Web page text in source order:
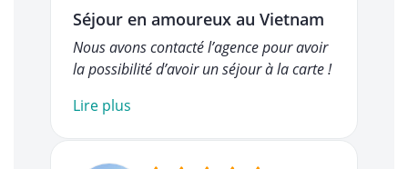
Séjour en amoureux au Vietnam
Nous avons contacté l’agence pour avoir
la possibilité d’avoir un séjour à la carte !
Lire plus